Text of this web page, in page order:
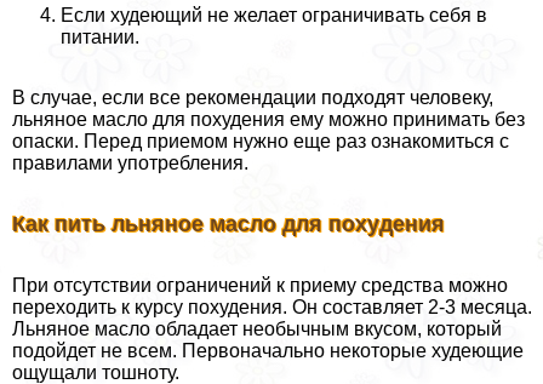
Если худеющий не желает ограничивать себя в
питании.
В случае, если все рекомендации подходят человеку,
льняное масло для похудения ему можно принимать без
опаски. Перед приемом нужно еще раз ознакомиться с
правилами употрeбления.
Как пить льняное масло для похудения
При отсутствии ограничений к приему средства можно
переходить к курсу похудения. Он составляет 2-3 месяца.
Льняное масло обладает необычным вкусом, который
подойдет не всем. Первоначально некоторые худеющие
ощущали тошноту.